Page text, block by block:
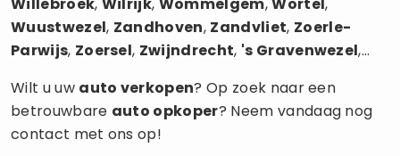
Wuustwezel, Zandhoven, Zandvliet, Zoerle-
Parwijs, Zoersel, Zwijndrecht, 's Gravenwezel,...
Wilt u uw auto verkopen? Op zoek naar een
betrouwbare auto opkoper? Neem vandaag nog
contact met ons op!